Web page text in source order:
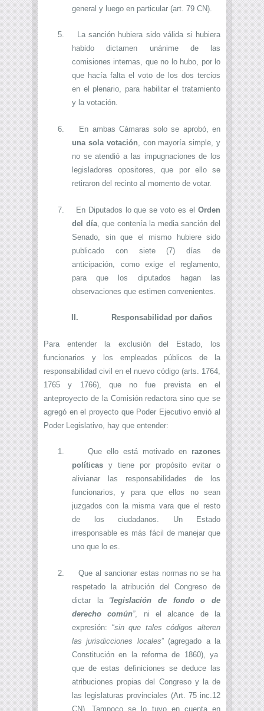
general y luego en particular (art. 79 CN).
5.
La sanción hubiera sido válida si hubiera
habido dictamen unánime de las
comisiones internas, que no lo hubo, por lo
que hacía falta el voto de los dos tercios
en el plenario, para habilitar el tratamiento
y la votación.
6.
En ambas Cámaras solo se aprobó, en
una sola votación, con mayoría simple, y
no se atendió a las impugnaciones de los
legisladores opositores, que por ello se
retiraron del recinto al momento de votar.
7. En Diputados lo que se voto es elOrden
del día, que contenía la media sanción del
Senado, sin que el mismo hubiere sido
publicado con siete (7) días de
anticipación, como exige el reglamento,
para que los diputados hagan las
observaciones que estimen convenientes.
II. Responsabilidad por daños
Para entender la exclusión del Estado, los
funcionarios y los empleados públicos de la
responsabilidad civil en el nuevo código (arts. 1764,
1765 y 1766), que no fue prevista en el
anteproyecto de la Comisión redactora sino que se
agregó en el proyecto que Poder Ejecutivo envió al
Poder Legislativo, hay que entender:
1. Que ello está motivado en razones
políticas y tiene por propósito evitar o
alivianar las responsabilidades de los
funcionarios, y para que ellos no sean
juzgados con la misma vara que el resto
de los ciudadanos. Un Estado
irresponsable es más fácil de manejar que
uno que lo es.
2.
Que al sancionar estas normas no se ha
respetado la atribución del Congreso de
dictar la “legislación de fondo o de
derecho común”, ni el alcance de la
expresión: “sin que tales códigos alteren
las jurisdicciones locales” (agregado a la
Constitución en la reforma de 1860), ya
que de estas definiciones se deduce las
atribuciones propias del Congreso y la de
las legislaturas provinciales (Art. 75 inc.12
CN). Tampoco se lo tuvo en cuenta en